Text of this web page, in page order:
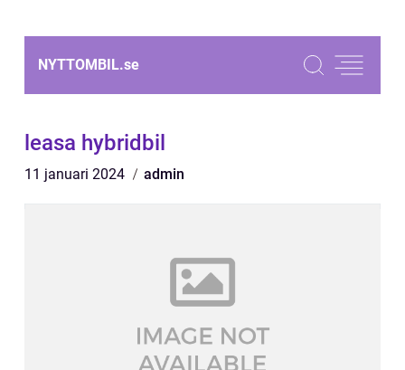
NYTTOMBIL.se
leasa hybridbil
11 januari 2024 admin